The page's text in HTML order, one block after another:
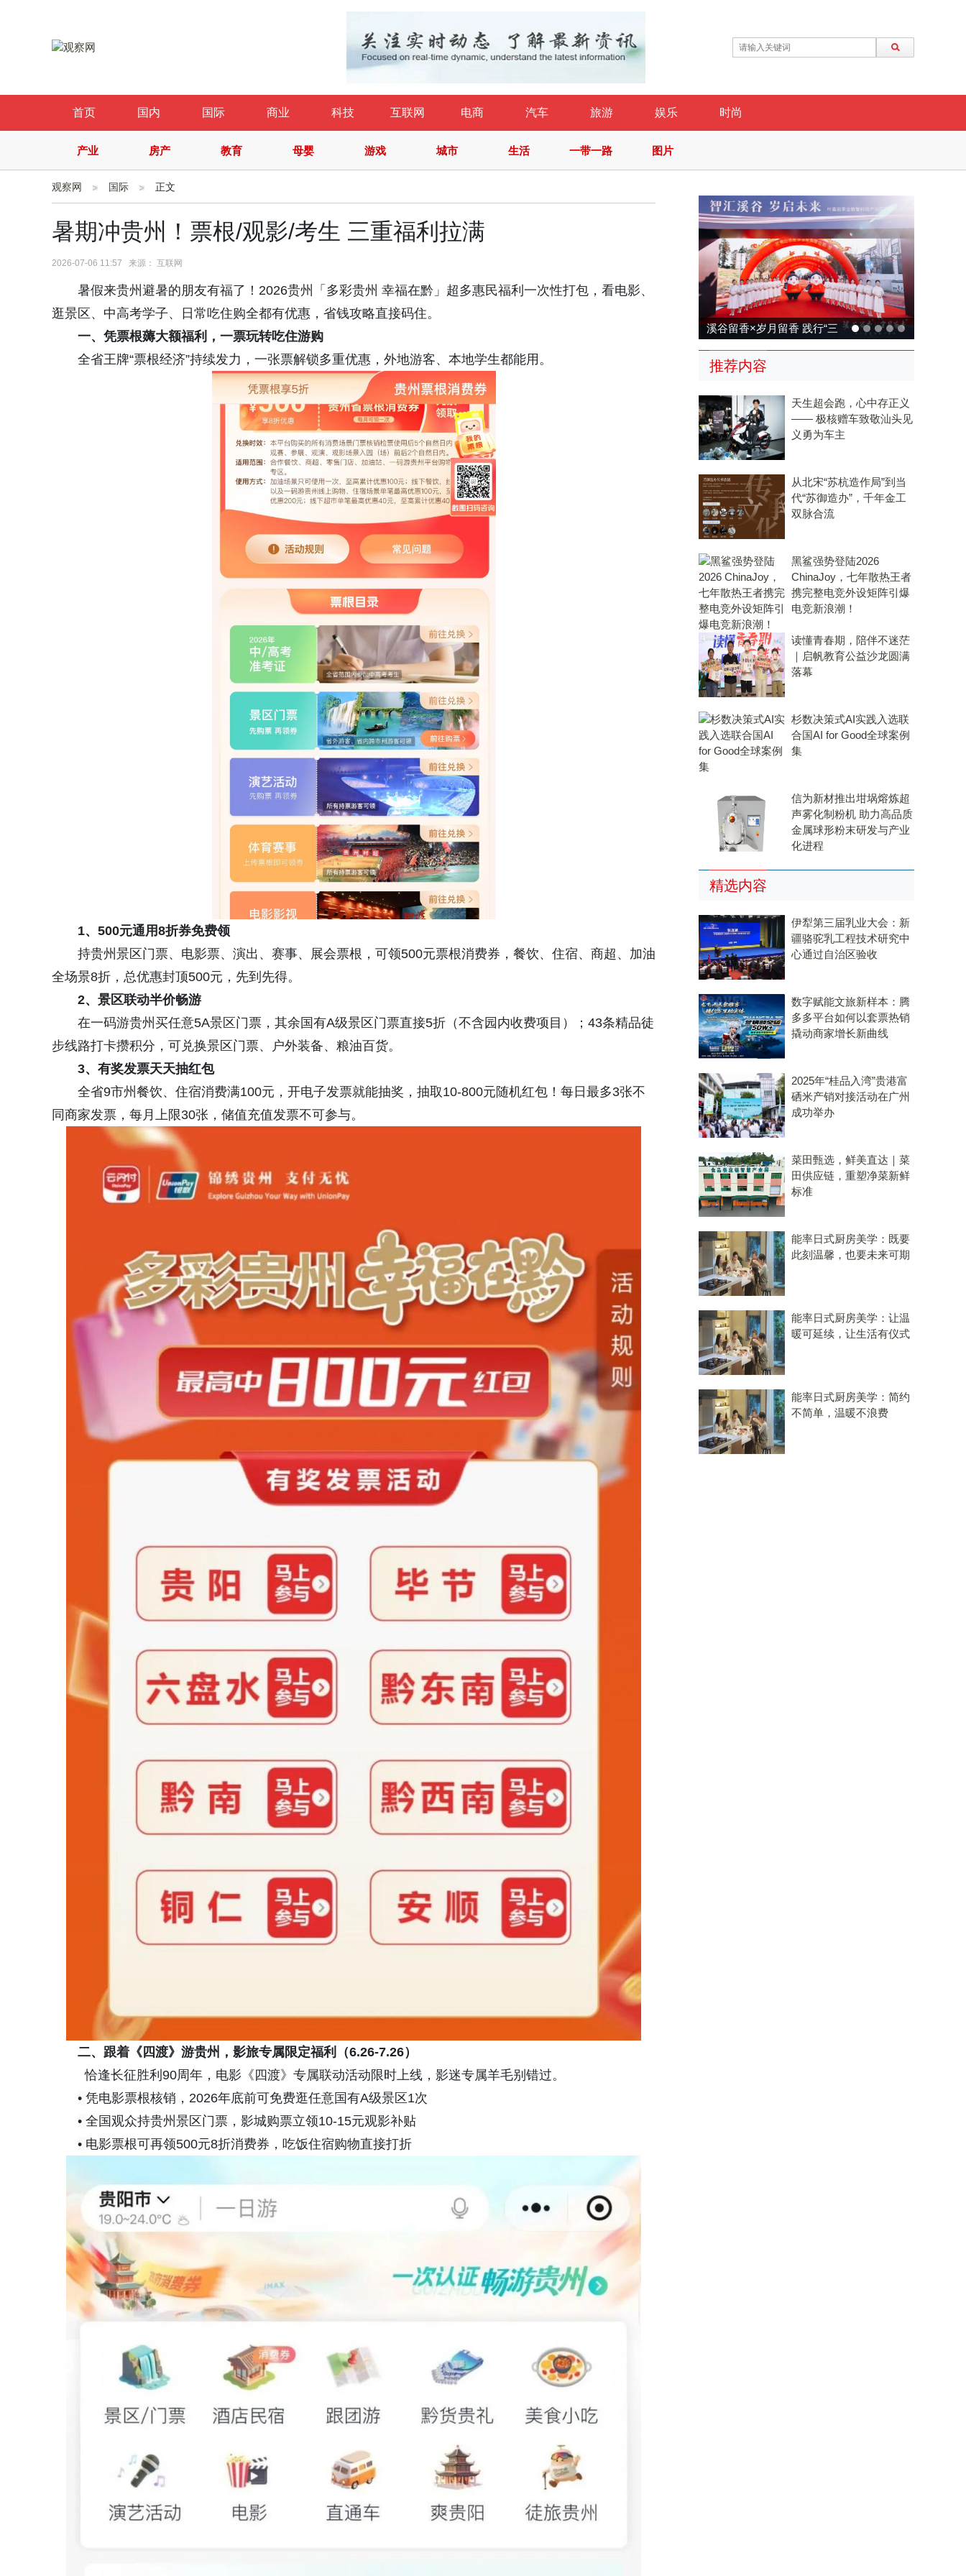
首页 国内 国际 商业 科技 互联网 电商 汽车 旅游 娱乐 时尚
产业 房产 教育 母婴 游戏 城市 生活 一带一路 图片
观察网 国际 正文
暑期冲贵州！票根/观影/考生 三重福利拉满
2026-07-06 11:57 来源： 互联网
暑假来贵州避暑的朋友有福了！2026贵州「多彩贵州 幸福在黔」超多惠民福利一次性打包，看电影、
逛景区、中高考学子、日常吃住购全都有优惠，省钱攻略直接码住。
一、 凭票根薅大额福利，一票玩转吃住游购
全省王牌“票根经济”持续发力，一张票解锁多重优惠，外地游客、本地学生都能用。
1、 500元通用8折券免费领
持贵州景区门票、电影票、演出、赛事、展会票根，可领500元票根消费券，餐饮、住宿、商超、加油
全场景8折，总优惠封顶500元，先到先得。
2、 景区联动半价畅游
在一码游贵州买任意5A景区门票，其余国有A级景区门票直接5折（不含园内收费项目）；43条精品徒
步线路打卡攒积分，可兑换景区门票、户外装备、粮油百货。
3、 有奖发票天天抽红包
全省9市州餐饮、住宿消费满100元，开电子发票就能抽奖，抽取10-800元随机红包！每日最多3张不
同商家发票，每月上限30张，储值充值发票不可参与。
二、 跟着《四渡》游贵州，影旅专属限定福利（6.26-7.26）
恰逢长征胜利90周年，电影《四渡》专属联动活动限时上线，影迷专属羊毛别错过。
• 凭电影票根核销，2026年底前可免费逛任意国有A级景区1次
• 全国观众持贵州景区门票，影城购票立领10-15元观影补贴
• 电影票根可再领500元8折消费券，吃饭住宿购物直接打折
溪谷留香×岁月留香 践行“三
茶统筹”，传承传统，科技兴
推荐内容
天生超会跑，心中存正义
—— 极核赠车致敬汕头见
义勇为车主
从北宋“苏杭造作局”到当
代“苏御造办”，千年金工
双脉合流
黑鲨强势登陆2026
ChinaJoy，七年散热王者
携完整电竞外设矩阵引爆
电竞新浪潮！
读懂青春期，陪伴不迷茫
｜启帆教育公益沙龙圆满
落幕
杉数决策式AI实践入选联
合国AI for Good全球案例
集
信为新材推出坩埚熔炼超
声雾化制粉机 助力高品质
金属球形粉末研发与产业
化进程
精选内容
伊犁第三届乳业大会：新
疆骆驼乳工程技术研究中
心通过自治区验收
数字赋能文旅新样本：腾
多多平台如何以套票热销
撬动商家增长新曲线
2025年“桂品入湾”贵港富
硒米产销对接活动在广州
成功举办
菜田甄选，鲜美直达｜菜
田供应链，重塑净菜新鲜
标准
能率日式厨房美学：既要
此刻温馨，也要未来可期
能率日式厨房美学：让温
暖可延续，让生活有仪式
能率日式厨房美学：简约
不简单，温暖不浪费